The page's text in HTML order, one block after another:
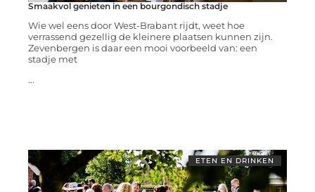
Smaakvol genieten in een bourgondisch stadje
Wie wel eens door West-Brabant rijdt, weet hoe
verrassend gezellig de kleinere plaatsen kunnen zijn.
Zevenbergen is daar een mooi voorbeeld van: een
stadje met
...
ETEN EN DRINKEN